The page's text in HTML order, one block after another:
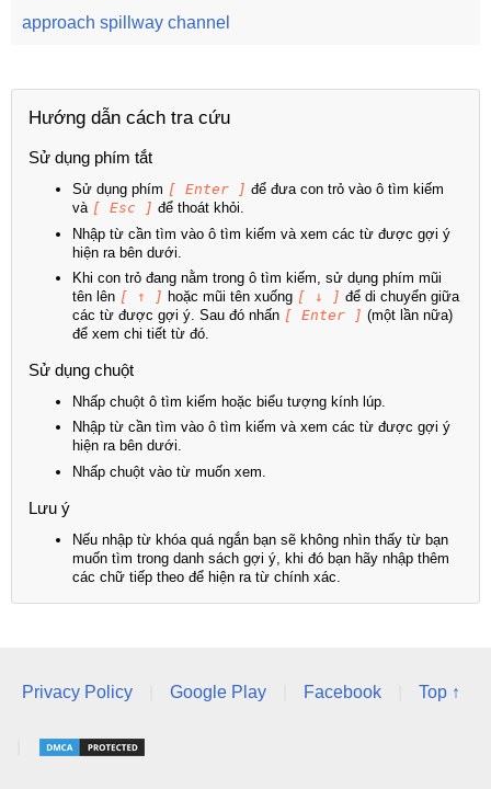
approach spillway channel
Hướng dẫn cách tra cứu
Sử dụng phím tắt
Sử dụng phím [ Enter ] để đưa con trỏ vào ô tìm kiếm
và [ Esc ] để thoát khỏi.
Nhập từ cần tìm vào ô tìm kiếm và xem các từ được gợi ý
hiện ra bên dưới.
Khi con trỏ đang nằm trong ô tìm kiếm, sử dụng phím mũi
tên lên [ ↑ ] hoặc mũi tên xuống [ ↓ ] để di chuyển giữa
các từ được gợi ý. Sau đó nhấn [ Enter ] (một lần nữa)
để xem chi tiết từ đó.
Sử dụng chuột
Nhấp chuột ô tìm kiếm hoặc biểu tượng kính lúp.
Nhập từ cần tìm vào ô tìm kiếm và xem các từ được gợi ý
hiện ra bên dưới.
Nhấp chuột vào từ muốn xem.
Lưu ý
Nếu nhập từ khóa quá ngắn bạn sẽ không nhìn thấy từ bạn
muốn tìm trong danh sách gợi ý, khi đó bạn hãy nhập thêm
các chữ tiếp theo để hiện ra từ chính xác.
Privacy Policy Google Play Facebook Top ↑